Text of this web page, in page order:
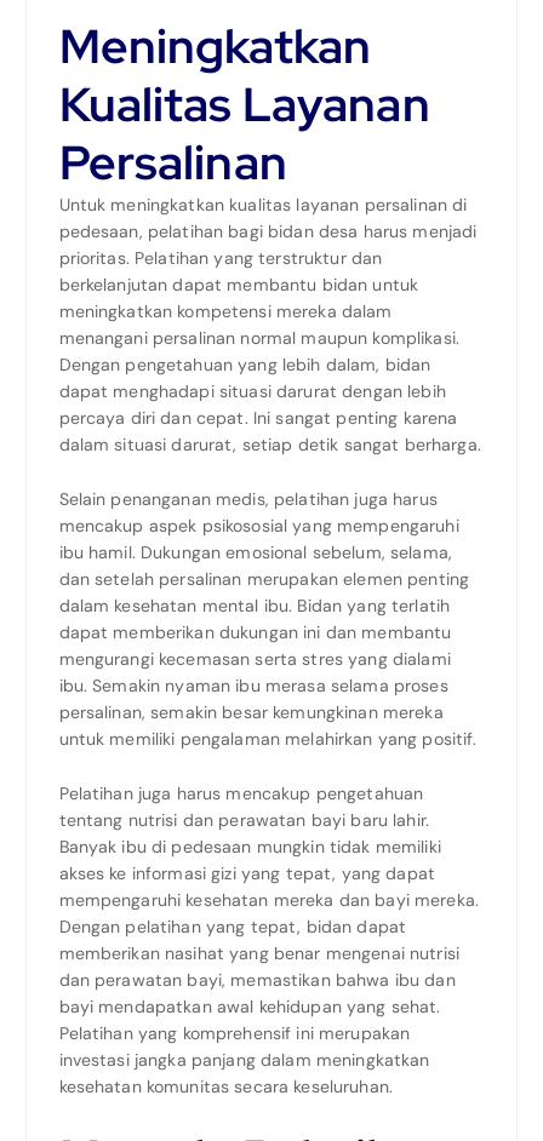
Meningkatkan
Kualitas Layanan
Persalinan
Untuk meningkatkan kualitas layanan persalinan di
pedesaan, pelatihan bagi bidan desa harus menjadi
prioritas. Pelatihan yang terstruktur dan
berkelanjutan dapat membantu bidan untuk
meningkatkan kompetensi mereka dalam
menangani persalinan normal maupun komplikasi.
Dengan pengetahuan yang lebih dalam, bidan
dapat menghadapi situasi darurat dengan lebih
percaya diri dan cepat. Ini sangat penting karena
dalam situasi darurat, setiap detik sangat berharga.
Selain penanganan medis, pelatihan juga harus
mencakup aspek psikososial yang mempengaruhi
ibu hamil. Dukungan emosional sebelum, selama,
dan setelah persalinan merupakan elemen penting
dalam kesehatan mental ibu. Bidan yang terlatih
dapat memberikan dukungan ini dan membantu
mengurangi kecemasan serta stres yang dialami
ibu. Semakin nyaman ibu merasa selama proses
persalinan, semakin besar kemungkinan mereka
untuk memiliki pengalaman melahirkan yang positif.
Pelatihan juga harus mencakup pengetahuan
tentang nutrisi dan perawatan bayi baru lahir.
Banyak ibu di pedesaan mungkin tidak memiliki
akses ke informasi gizi yang tepat, yang dapat
mempengaruhi kesehatan mereka dan bayi mereka.
Dengan pelatihan yang tepat, bidan dapat
memberikan nasihat yang benar mengenai nutrisi
dan perawatan bayi, memastikan bahwa ibu dan
bayi mendapatkan awal kehidupan yang sehat.
Pelatihan yang komprehensif ini merupakan
investasi jangka panjang dalam meningkatkan
kesehatan komunitas secara keseluruhan.